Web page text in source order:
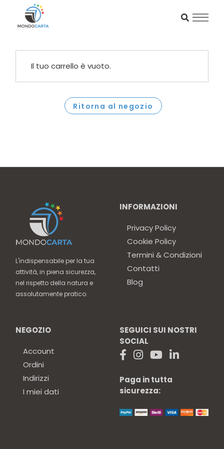
Il tuo carrello è vuoto.
Ritorna al negozio
L'indispensabile per la tua
attività, in piena sicurezza,
nel rispetto della natura e
assolutamente pratico.
INFORMAZIONI
Privacy Policy
Cookie Policy
Termini & Condizioni
Contatti
Blog
NEGOZIO
Account
Ordini
Indirizzi
I miei dati
SEGUICI SUI NOSTRI
SOCIAL
Paga in tutta
sicurezza: